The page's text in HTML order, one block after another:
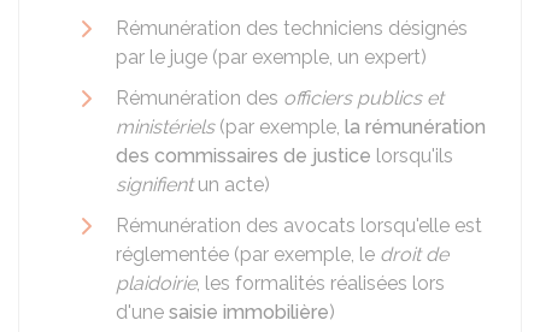
Rémunération des techniciens désignés
par le juge (par exemple, un expert)
Rémunération des officiers publics et
ministériels(par exemple, la rémunération
des commissaires de justice lorsqu'ils
signifientun acte)
Rémunération des avocats lorsqu'elle est
réglementée (par exemple, le droit de
plaidoirie, les formalités réalisées lors
d'une saisie immobilière)